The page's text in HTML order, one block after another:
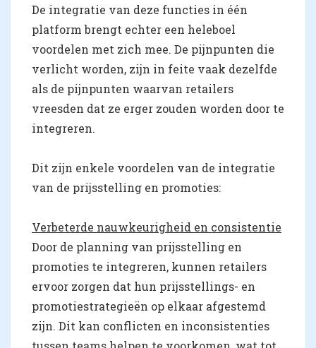
De integratie van deze functies in één
platform brengt echter een heleboel
voordelen met zich mee. De pijnpunten die
verlicht worden, zijn in feite vaak dezelfde
als de pijnpunten waarvan retailers
vreesden dat ze erger zouden worden door te
integreren.
Dit zijn enkele voordelen van de integratie
van de prijsstelling en promoties:
Verbeterde nauwkeurigheid en consistentie
Door de planning van prijsstelling en
promoties te integreren, kunnen retailers
ervoor zorgen dat hun prijsstellings- en
promotiestrategieën op elkaar afgestemd
zijn. Dit kan conflicten en inconsistenties